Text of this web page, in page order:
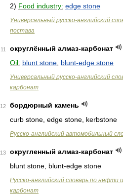
2) Food industry: edge stone
Универсальный русско-английский
постава
11
округлённый алмаз-карбонат
Oil: blunt stone blunt-edge stone
Универсальный русско-английский
карбонат
12
бордюрный камень
curb stone, edge stone, kerbstone
Русско-английский автомобильный
13
округленный алмаз-карбонат
blunt stone, blunt-edge stone
Русско-английский словарь по нефти
карбонат